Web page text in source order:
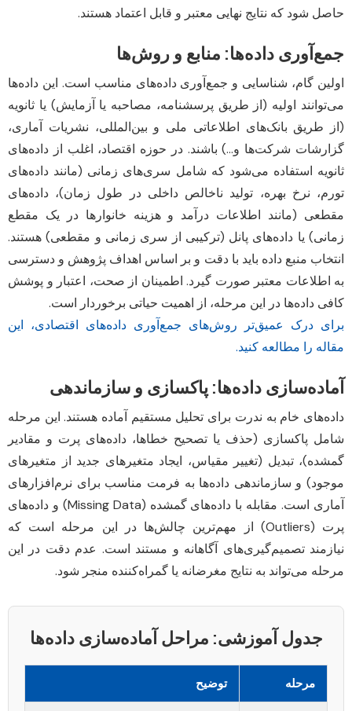
حاصل شود که نتایج نهایی معتبر و قابل اعتماد هستند.
جمع‌آوری داده‌ها: منابع و روش‌ها
اولین گام، شناسایی و جمع‌آوری داده‌های مناسب است. این داده‌ها
می‌توانند اولیه (از طریق پرسشنامه، مصاحبه یا آزمایش) یا ثانویه
(از طریق بانک‌های اطلاعاتی ملی و بین‌المللی، نشریات آماری،
گزارشات شرکت‌ها و…) باشند. در حوزه اقتصاد، اغلب از داده‌های
ثانویه استفاده می‌شود که شامل سری‌های زمانی (مانند داده‌های
تورم، نرخ بهره، تولید ناخالص داخلی در طول زمان)، داده‌های
مقطعی (مانند اطلاعات درآمد و هزینه خانوارها در یک مقطع
زمانی) یا داده‌های پانل (ترکیبی از سری زمانی و مقطعی) هستند.
انتخاب منبع داده باید با دقت و بر اساس اهداف پژوهش و دسترسی
به اطلاعات معتبر صورت گیرد. اطمینان از صحت، اعتبار و پوشش
کافی داده‌ها در این مرحله، از اهمیت حیاتی برخوردار است.
برای درک عمیق‌تر روش‌های جمع‌آوری داده‌های اقتصادی، این
مقاله را مطالعه کنید.
آماده‌سازی داده‌ها: پاکسازی و سازماندهی
داده‌های خام به ندرت برای تحلیل مستقیم آماده هستند. این مرحله
شامل پاکسازی (حذف یا تصحیح خطاها، داده‌های پرت و مقادیر
گمشده)، تبدیل (تغییر مقیاس، ایجاد متغیرهای جدید از متغیرهای
موجود) و سازماندهی داده‌ها به فرمت مناسب برای نرم‌افزارهای
آماری است. مقابله با داده‌های گمشده (Missing Data) و داده‌های
پرت (Outliers) از مهم‌ترین چالش‌ها در این مرحله است که
نیازمند تصمیم‌گیری‌های آگاهانه و مستند است. عدم دقت در این
مرحله می‌تواند به نتایج مغرضانه یا گمراه‌کننده منجر شود.
جدول آموزشی: مراحل آماده‌سازی داده‌ها
مرحله توضیح